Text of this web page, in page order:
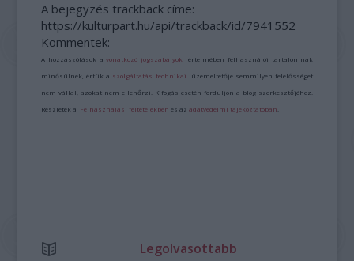
A bejegyzés trackback címe:
https://kulturpart.hu/api/trackback/id/7941552
Kommentek:
A hozzászólások avonatkozó jogszabályok értelmében felhasználói tartalomnak
minősülnek, értük a szolgáltatás technikai üzemeltetője semmilyen felelősséget
nem vállal, azokat nem ellenőrzi. Kifogás esetén forduljon a blog szerkesztőjéhez.
Részletek a Felhasználási feltételekben és azadatvédelmi tájékoztatóban
Legolvasottabb